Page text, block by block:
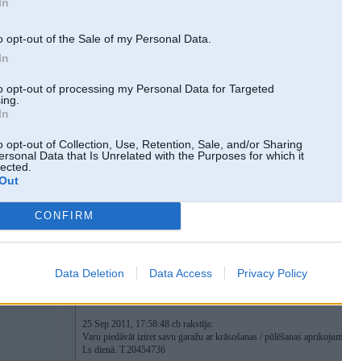
opt-out of the Sale of my Personal Data.
opt-out of processing my Personal Data for Targeted
opt-out of Collection, Use, Retention, Sale, and/or Sharing
Data that Is Unrelated with the Purposes for which it
CONFIRM
Data Deletion Data Access Privacy Policy
P.S. Ja kādam ir jau aptuveni kāds iespējamais piedāvājums, droši, PM.
21. Sep 2011, 17:58
26. Sep 2011, 09:18
25 Sep 2011, 17:58:48 cb rakstīja:
Varu piedāvāt iziret savu garažu ar krāsošanas / pūlēšanas
Ls dienā. T.20454736